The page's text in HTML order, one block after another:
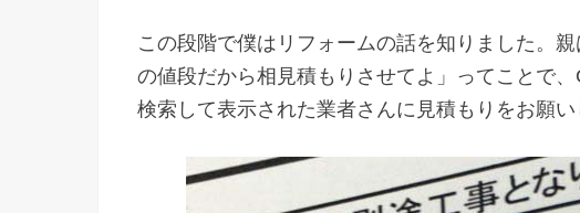
この段階で僕はリフォームの話を知りました。
の値段だから相見積もりさせてよ」ってことで
検索して表示された業者さんに見積もりをお願い